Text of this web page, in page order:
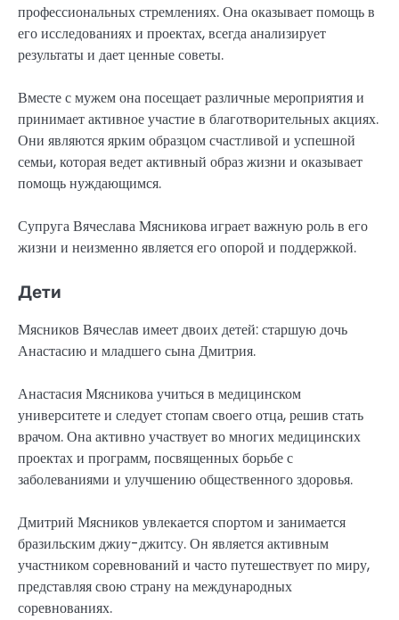
профессиональных стремлениях. Она оказывает помощь в
его исследованиях и проектах, всегда анализирует
результаты и дает ценные советы.
Вместе с мужем она посещает различные мероприятия и
принимает активное участие в благотворительных акциях.
Они являются ярким образцом счастливой и успешной
семьи, которая ведет активный образ жизни и оказывает
помощь нуждающимся.
Супруга Вячеслава Мясникова играет важную роль в его
жизни и неизменно является его опорой и поддержкой.
Дети
Мясников Вячеслав имеет двоих детей: старшую дочь
Анастасию и младшего сына Дмитрия.
Анастасия Мясникова учиться в медицинском
университете и следует стопам своего отца, решив стать
врачом. Она активно участвует во многих медицинских
проектах и программ, посвященных борьбе с
заболеваниями и улучшению общественного здоровья.
Дмитрий Мясников увлекается спортом и занимается
бразильским джиу-джитсу. Он является активным
участником соревнований и часто путешествует по миру,
представляя свою страну на международных
соревнованиях.